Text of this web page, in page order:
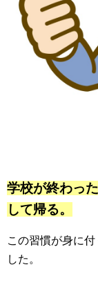
学校が終わっ
して帰る。
この習慣が身に
した。